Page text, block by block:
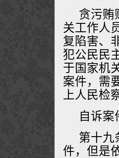
贪污贿
关工作人
复陷害、
犯公民民
于国家机
案件，需
上人民检
自诉案
第十九
件，但是